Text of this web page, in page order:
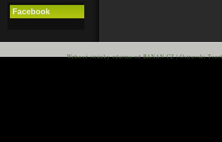
Facebook
Webové stránky zdarmaodBANAN.CZ|Ostravski